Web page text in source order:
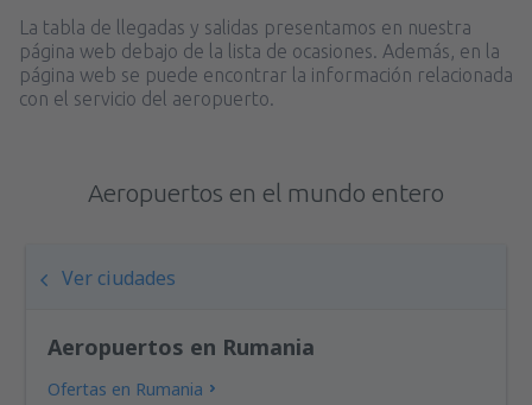
La tabla de llegadas y salidas presentamos en nuestra
página web debajo de la lista de ocasiones. Además, en la
página web se puede encontrar la información relacionada
con el servicio del aeropuerto.
Aeropuertos en el mundo entero
Ver ciudades
Aeropuertos en Rumania
Ofertas en Rumania